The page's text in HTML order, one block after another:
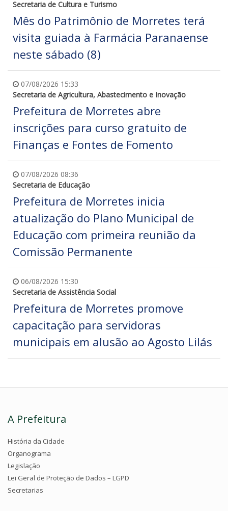
Secretaria de Cultura e Turismo
Mês do Patrimônio de Morretes terá
visita guiada à Farmácia Paranaense
neste sábado (8)
07/08/2026 15:33
Secretaria de Agricultura, Abastecimento e Inovação
Prefeitura de Morretes abre
inscrições para curso gratuito de
Finanças e Fontes de Fomento
07/08/2026 08:36
Secretaria de Educação
Prefeitura de Morretes inicia
atualização do Plano Municipal de
Educação com primeira reunião da
Comissão Permanente
06/08/2026 15:30
Secretaria de Assistência Social
Prefeitura de Morretes promove
capacitação para servidoras
municipais em alusão ao Agosto Lilás
A Prefeitura
História da Cidade
Organograma
Legislação
Lei Geral de Proteção de Dados – LGPD
Secretarias